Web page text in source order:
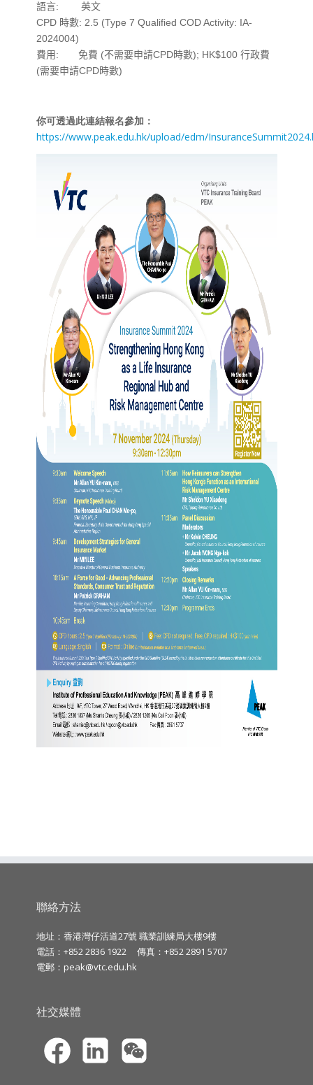
語言: 英文
CPD 時數: 2.5 (Type 7 Qualified COD Activity: IA-
2024004)
費用: 免費 (不需要申請CPD時數); HK$100 行政費
(需要申請CPD時數)
你可透過此連結報名參加：
https://www.peak.edu.hk/upload/edm/
聯絡方法
地址：香港灣仔活道27號 職業訓練局大樓9樓
電話：+852 2836 1922
傳真：+852 2891 5707
電郵： peak@vtc.edu.hk
社交媒體